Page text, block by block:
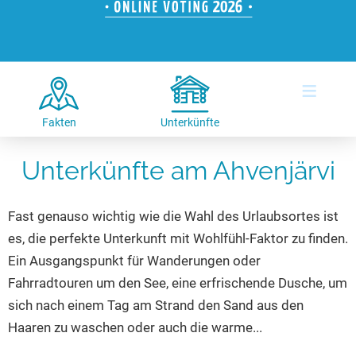
Radtouren am See
Kitesurfen
Kanu- & Kajaktouren
Badeseen in Deutschland
Wellness am See
Romantik Hotels
Urlaub an der Küste
Unterkünfte
Hotels am See
Ferienwohnungen
Camping
Kanu- & Kajak-Urlaub
Wanderurlaub
Bikeurlaub
Auszeit & Wellness
Camping am See
Top-Hotels
Top-Hotel Empfehlungen
Familienhotels
Wellness-Hotels
Biohotels
Ausgefallenes
Häuser auf dem Wasser
Hundefreundliche Unterkünfte
Seen in Deutschland
Seen in Europa
Strandbad-Verzeichnis
Überwachte Badestellen
Unsere See-Highlights
Deutschlands schönste Seen
Top Seen nach Bundesländern
Top Seen nach Regionen
Deutschlands Lieblingsseen
Fakten Unterkünfte
≡
Unterkünfte am Ahvenjärvi
Fast genauso wichtig wie die Wahl des Urlaubsortes ist
es, die perfekte Unterkunft mit Wohlfühl-Faktor zu finden.
Ein Ausgangspunkt für Wanderungen oder
Fahrradtouren um den See, eine erfrischende Dusche, um
sich nach einem Tag am Strand den Sand aus den
Haaren zu waschen oder auch die warme...